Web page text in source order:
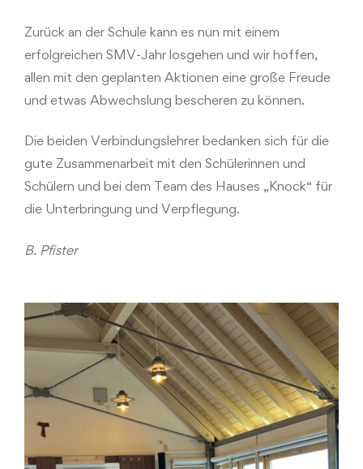
Zurück an der Schule kann es nun mit einem
erfolgreichen SMV-Jahr losgehen und wir hoffen,
allen mit den geplanten Aktionen eine große Freude
und etwas Abwechslung bescheren zu können.
Die beiden Verbindungslehrer bedanken sich für die
gute Zusammenarbeit mit den Schülerinnen und
Schülern und bei dem Team des Hauses „Knock“ für
die Unterbringung und Verpflegung.
B. Pfister